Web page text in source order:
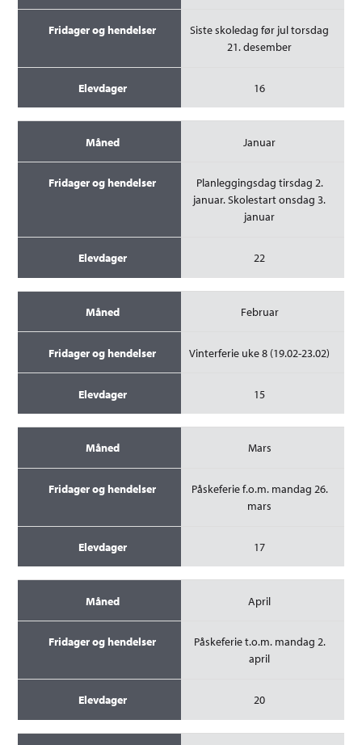
Siste skoledag før jul torsdag
21. desember
16
Januar
Planleggingsdag tirsdag 2.
januar. Skolestart onsdag 3.
januar
22
Februar
Vinterferie uke 8 (19.02-23.02)
15
Mars
Påskeferie f.o.m. mandag 26.
mars
17
April
Påskeferie t.o.m. mandag 2.
april
20